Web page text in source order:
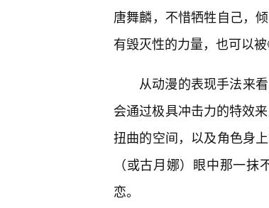
唐舞麟，不惜牺牲自己，
有毁灭性的力量，也可以被
从动漫的表现手法来
会通过极具冲击力的特效
扭曲的空间，以及角色身
（或古月娜）眼中那一
恋。